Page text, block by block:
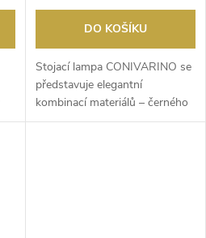
DO KOŠÍKU
Stojací lampa CONIVARINO se
představuje elegantní
kombinací materiálů – černého
rámu a prvků z kart...